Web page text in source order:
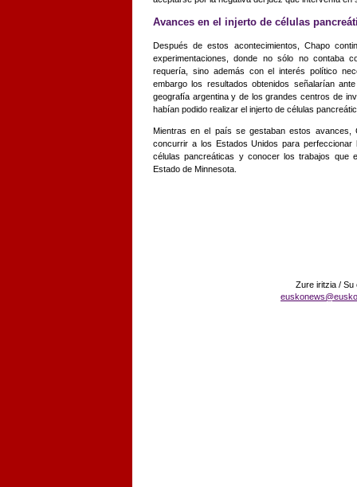
Avances en el injerto de células
Después de estos acontecimientos, Chapo
experimentaciones, donde no sólo no contaba
requería, sino además con el interés político
embargo los resultados obtenidos señalarían
geografía argentina y de los grandes centros de
habían podido realizar el injerto de células
Mientras en el país se gestaban estos avances,
concurrir a los Estados Unidos para
células pancreáticas y conocer los trabajos que
Estado de Minnesota.
Zure iritzia / Su